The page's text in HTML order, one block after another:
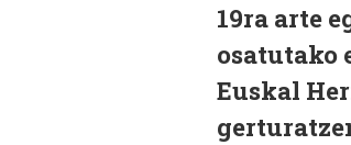
19ra arte
osatutako
Euskal